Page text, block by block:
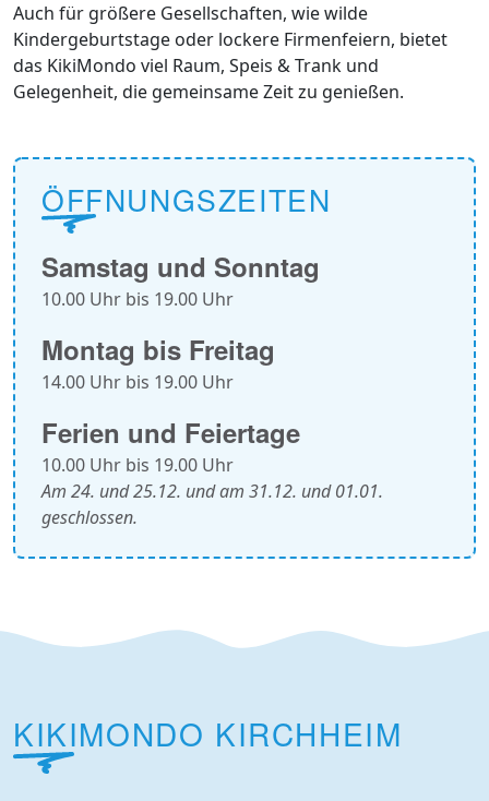
Auch für größere Gesellschaften, wie wilde
Kindergeburtstage oder lockere Firmenfeiern, bietet
das KikiMondo viel Raum, Speis & Trank und
Gelegenheit, die gemeinsame Zeit zu genießen.
ÖFFNUNGSZEITEN
Samstag und Sonntag
10.00 Uhr bis 19.00 Uhr
Montag bis Freitag
14.00 Uhr bis 19.00 Uhr
Ferien und Feiertage
10.00 Uhr bis 19.00 Uhr
Am 24. und 25.12. und am 31.12. und 01.01.
geschlossen.
KIKIMONDO KIRCHHEIM